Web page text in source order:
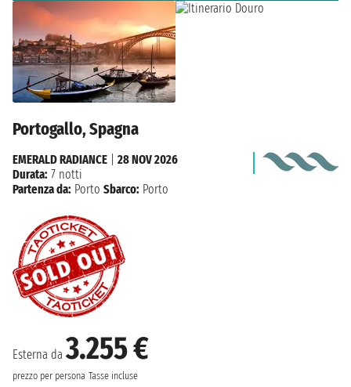
Portogallo, Spagna
Esterna da3.255 €
prezzo per persona Tasse incluse
EMERALD RADIANCE
28 NOV 2026
Durata: 7 notti
Partenza da: Porto Sbarco: Porto